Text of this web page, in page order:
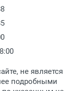
производится
на пункте
счет.
17, корпус 1,
55-35.
в пункт
с
при себе
не является
подробными